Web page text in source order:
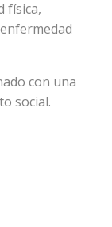
física,
con una
social.